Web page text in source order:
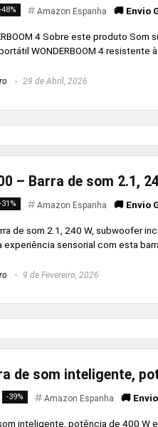
-48% Amazon Espanha 🚚 Envio
4 Sobre este produto
WONDERBOOM 4 resistente à
29 de Abril, 2026
– Barra de som 2.1,
-31% Amazon Espanha 🚚 Envio
de som 2.1, 240 W, subwoofer
experiência sensorial com esta barra
9 de Fevereiro, 2026
de som inteligente,
-39% Amazon Espanha 🚚
inteligente, potência de 400 W